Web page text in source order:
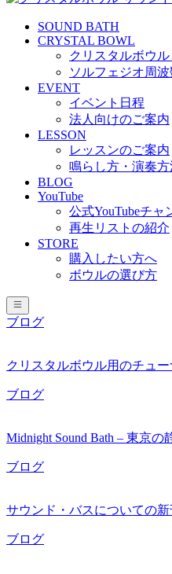
SOUND BATH
CRYSTAL BOWL
クリスタルボウル
ソルフェジオ周
EVENT
イベント日程
法人向けのご案内
LESSON
レッスンのご案内
鳴らし方・演奏方
BLOG
YouTube
公式YouTubeチャ
再生リストの紹介
STORE
購入したい方へ
ボウルの選び方
ブログ
クリスタルボウル用のチュ
ブログ
Midnight Sound Bath – 東京の
ブログ
サウンド・バスについての
ブログ